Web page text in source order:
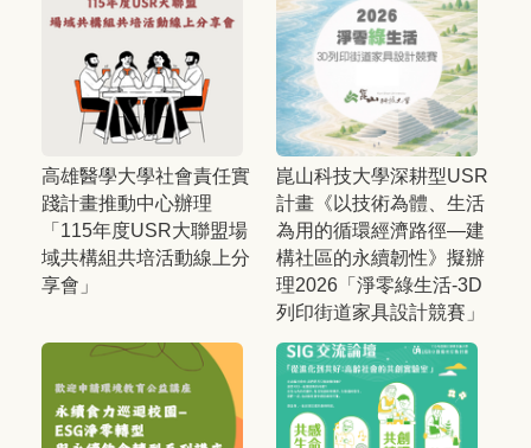
高雄醫學大學社會責任實
踐計畫推動中心辦理
「115年度USR大聯盟場
域共構組共培活動線上分
享會」
崑山科技大學深耕型USR
計畫《以技術為體、生活
為用的循環經濟路徑—建
構社區的永續韌性》擬辦
理2026「淨零綠生活-3D
列印街道家具設計競賽」